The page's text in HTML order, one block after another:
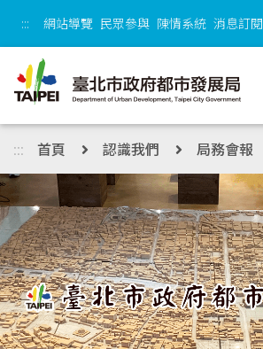
::: 網站導覽 民眾參與 陳情系統 消息訂閱
::: 首頁 認識我們 局務會報